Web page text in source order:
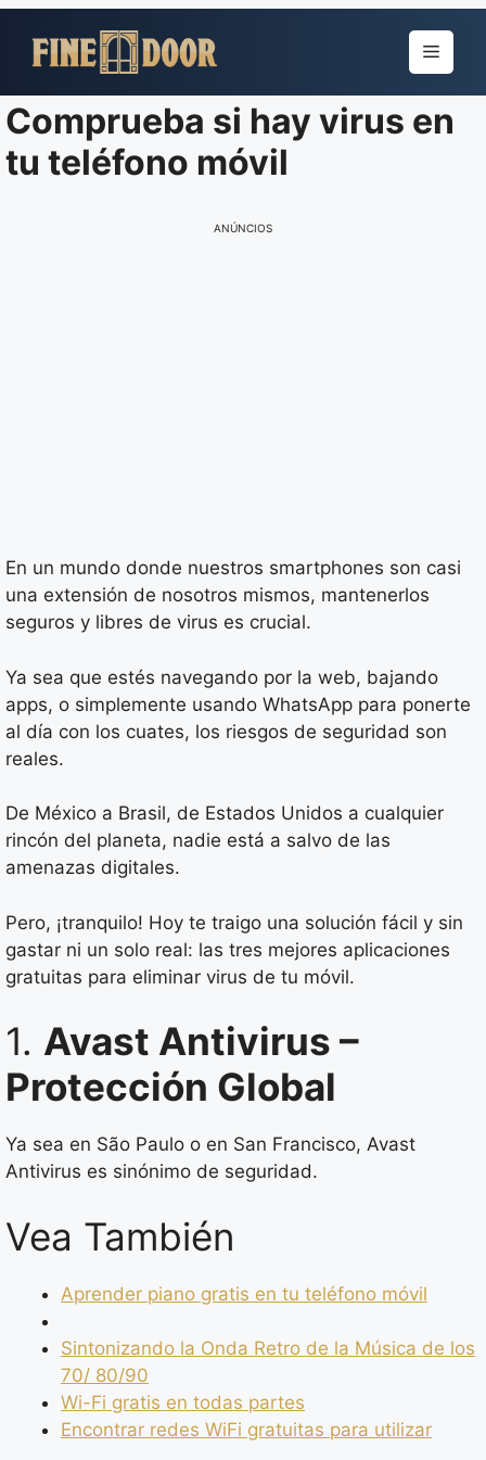
para
conteúdo
Menu
Comprueba si hay virus en
tu teléfono móvil
ANÚNCIOS
En un mundo donde nuestros smartphones son casi
una extensión de nosotros mismos, mantenerlos
seguros y libres de virus es crucial.
Ya sea que estés navegando por la web, bajando
apps, o simplemente usando WhatsApp para ponerte
al día con los cuates, los riesgos de seguridad son
reales.
De México a Brasil, de Estados Unidos a cualquier
rincón del planeta, nadie está a salvo de las
amenazas digitales.
Pero, ¡tranquilo! Hoy te traigo una solución fácil y sin
gastar ni un solo real: las tres mejores aplicaciones
gratuitas para eliminar virus de tu móvil.
1. Avast Antivirus –
Protección Global
Ya sea en São Paulo o en San Francisco, Avast
Antivirus es sinónimo de seguridad.
Vea También
Aprender piano gratis en tu teléfono móvil
Sintonizando la Onda Retro de la Música de los
70/ 80/90
Wi-Fi gratis en todas partes
Encontrar redes WiFi gratuitas para utilizar